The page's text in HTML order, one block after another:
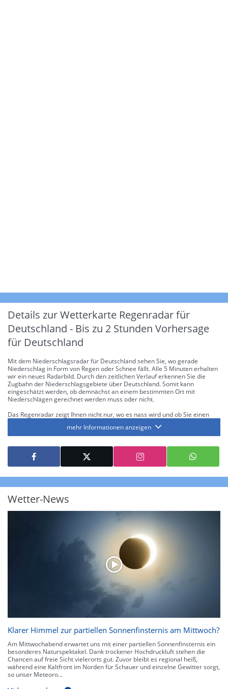
Details zur Wetterkarte Regenradar für
Deutschland - Bis zu 2 Stunden Vorhersage
für Deutschland
Mit dem Niederschlagsradar für Deutschland sehen Sie, wo gerade
Niederschlag in Form von Regen oder Schnee fällt. Alle 5 Minuten erhalten
wir ein neues Radarbild. Durch den zeitlichen Verlauf erkennen Sie die
Zugbahn der Niederschlagsgebiete über Deutschland. Somit kann
eingeschätzt werden, ob demnächst an einem bestimmten Ort mit
Niederschlägen gerechnet werden muss oder nicht.
Das Regenradar zeigt Ihnen nicht nur, wo es nass wird und ob Sie einen
die Niederschlagsintensität. Diese bezieht sich laut offiziellen Richtlinien
jeweils auf die Niederschlagsmenge in l/m² pro Stunde Regen- bzw.
Schneefall. Die 6 Stufen sind wie folgt gegliedert: Die hellen Blautöne
symbolisieren leichte bis mäßige Regen- bzw. Schneefälle mit einer
Intensität bis 8.1 l/m² pro Stunde. Dunkelblau repräsentiert mäßige bis
starke Niederschläge bis 35 l/m² pro Stunde. Hier können bereits Gewitter
auftreten. Extreme bzw. unwetterartige Niederschlagsereignisse mit
über 150 l/m² pro Stunde an. Solche
Neben der Niederschlagsintensität kann auch die Zuggeschwindigkeit der
Niederschlagsgebiete und damit die Niederschlagsdauer abgeschätzt
werden. Neben der 5-minütigen Radaraufzeichnung gibt es eine
Niederschlagsprognose
für die nächsten 2 Stunden. So sehen Sie genau,
wann und wo in Deutschland mit Regen oder Schneefall zu rechnen ist bzw.
kennen zu jeder Zeit den genauen Verlauf einer Niederschlagsfront.
mehr Informationen anzeigen
Wetter-News
Klarer Himmel zur partiellen Sonnenfinsternis am Mittwoch?
Am Mittwochabend erwartet uns mit einer partiellen Sonnenfinsternis ein
besonderes Naturspektakel. Dank trockener Hochdruckluft stehen die
Chancen auf freie Sicht vielerorts gut. Zuvor bleibt es regional heiß,
während eine Kaltfront im Norden für Schauer und einzelne Gewitter sorgt,
so unser Meteoro...